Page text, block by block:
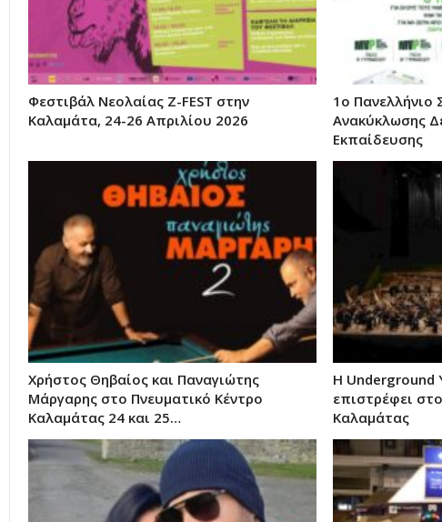
Φεστιβάλ Νεολαίας Z-FEST στην
Καλαμάτα, 24-26 Απριλίου 2026
1ο Πανελλήνιο
Ανακύκλωσης
Εκπαίδευσης
Χρήστος Θηβαίος και Παναγιώτης
Μάργαρης στο Πνευματικό Κέντρο
Καλαμάτας 24 και 25…
Η Underground
επιστρέφει
Καλαμάτας